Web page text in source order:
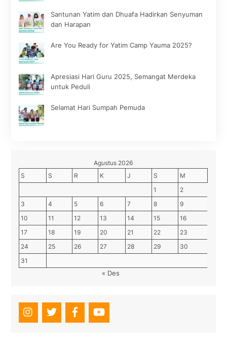
Santunan Yatim dan Dhuafa Hadirkan Senyuman
dan Harapan
Are You Ready for Yatim Camp Yauma 2025?
Apresiasi Hari Guru 2025, Semangat Merdeka
untuk Peduli
Selamat Hari Sumpah Pemuda
Agustus 2026
S
S R K J S
M
1
2
3
4 5 6 7 8
9
10
11 12 13 14 15
16
17
18 19 20 21 22
23
24
25 26 27 28 29
30
31
« Des